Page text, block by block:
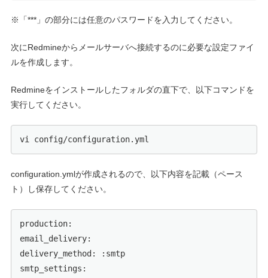
※「***」の部分には任意のパスワードを入力してください。
次にRedmineからメールサーバへ接続するのに必要な設定ファイ
ルを作成します。
Redmineをインストールしたフォルダの直下で、以下コマンドを
実行してください。
vi config/configuration.yml
configuration.ymlが作成されるので、以下内容を記載（ペース
ト）し保存してください。
production:
email_delivery:
delivery_method: :smtp
smtp_settings: